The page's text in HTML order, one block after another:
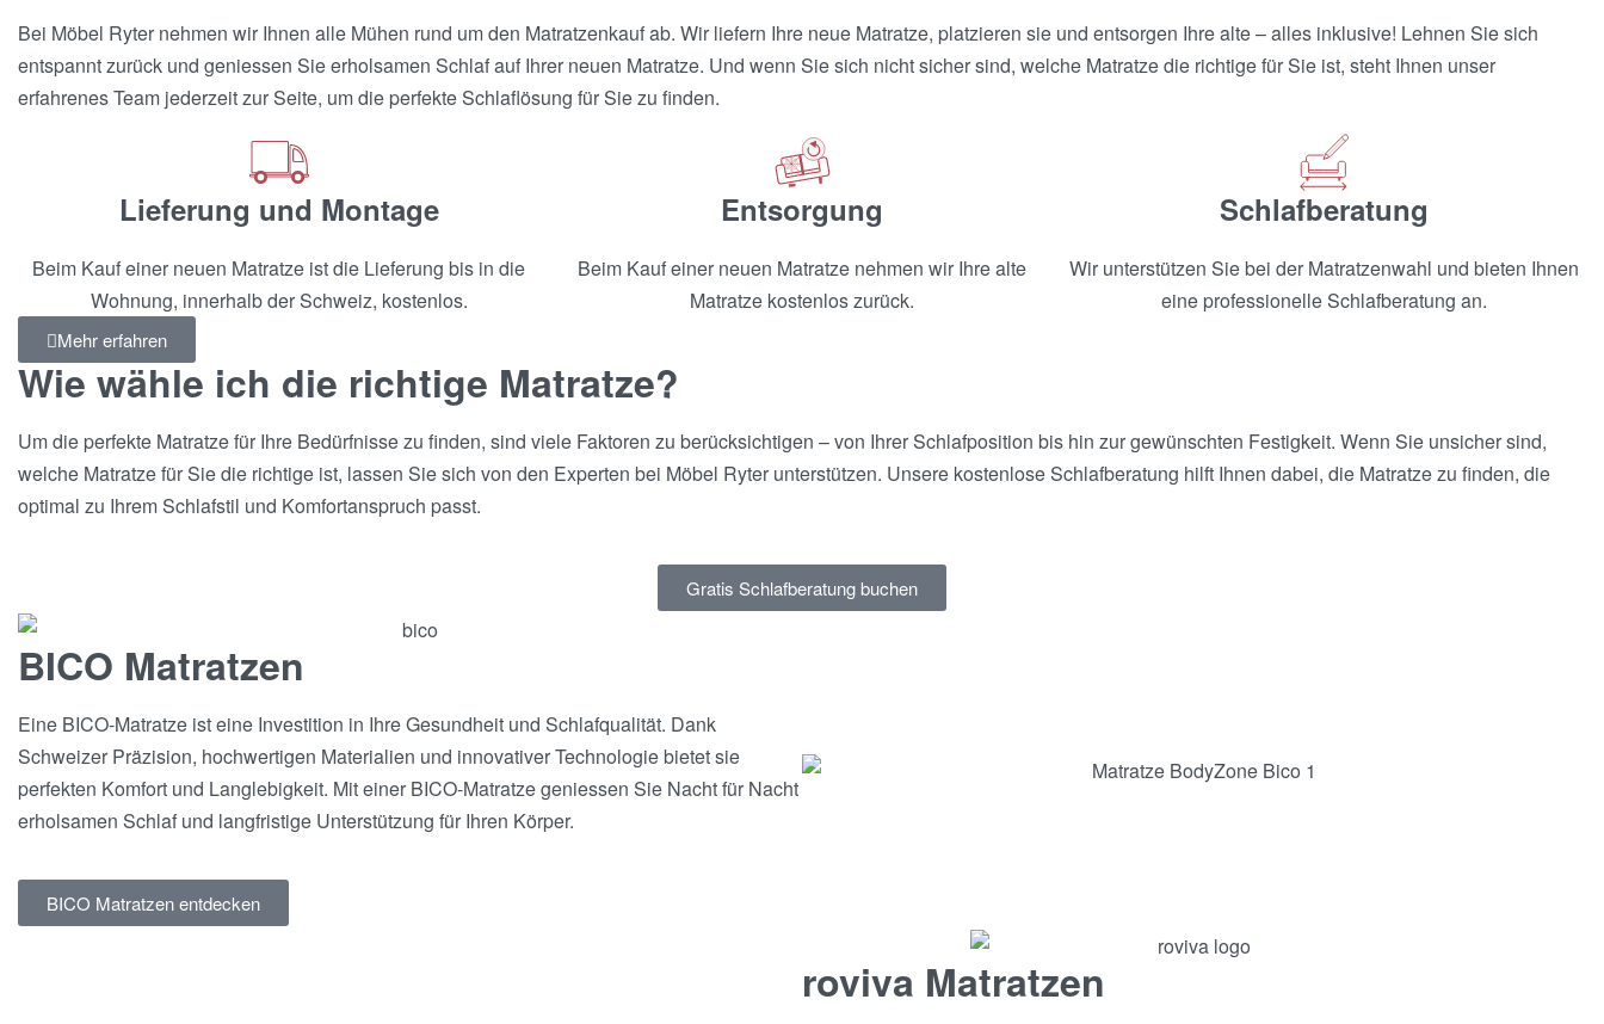
Bei Möbel Ryter nehmen wir Ihnen alle Mühen rund um den Matratzenkauf ab. Wir liefern Ihre neue Matratze, platzieren sie und entsorgen Ihre alte – alles inklusive! Lehnen Sie sich
entspannt zurück und geniessen Sie erholsamen Schlaf auf Ihrer neuen Matratze. Und wenn Sie sich nicht sicher sind, welche Matratze die richtige für Sie ist, steht Ihnen unser
erfahrenes Team jederzeit zur Seite, um die perfekte Schlaflösung für Sie zu finden.
Lieferung und Montage
Beim Kauf einer neuen Matratze ist die Lieferung bis in die
Wohnung, innerhalb der Schweiz, kostenlos.
Entsorgung
Beim Kauf einer neuen Matratze nehmen wir Ihre alte
Matratze kostenlos zurück.
Schlafberatung
Wir unterstützen Sie bei der Matratzenwahl und bieten Ihnen
eine professionelle Schlafberatung an.
Mehr erfahren
Wie wähle ich die richtige Matratze?
Um die perfekte Matratze für Ihre Bedürfnisse zu finden, sind viele Faktoren zu berücksichtigen – von Ihrer Schlafposition bis hin zur gewünschten Festigkeit. Wenn Sie unsicher sind,
welche Matratze für Sie die richtige ist, lassen Sie sich von den Experten bei Möbel Ryter unterstützen. Unsere kostenlose Schlafberatung hilft Ihnen dabei, die Matratze zu finden, die
optimal zu Ihrem Schlafstil und Komfortanspruch passt.
Gratis Schlafberatung buchen
BICO Matratzen
Eine BICO-Matratze ist eine Investition in Ihre Gesundheit und Schlafqualität. Dank
Schweizer Präzision, hochwertigen Materialien und innovativer Technologie bietet sie
perfekten Komfort und Langlebigkeit. Mit einer BICO-Matratze geniessen Sie Nacht für Nacht
erholsamen Schlaf und langfristige Unterstützung für Ihren Körper.
BICO Matratzen entdecken
roviva Matratzen